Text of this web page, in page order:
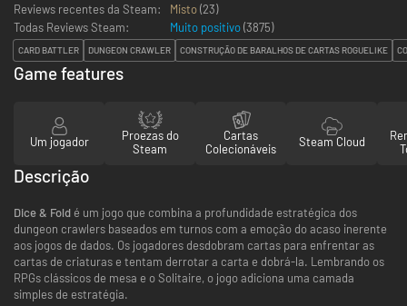
Reviews recentes da Steam:
Misto(23)
Todas Reviews Steam:
Muito positivo(3875)
CARD BATTLER DUNGEON CRAWLER CONSTRUÇÃO DE BARALHOS DE CARTAS ROGUELIKE
Game features
Um jogador
Proezas do
Steam
Cartas
Colecionáveis
Steam Cloud
Descrição
Dice & Fold é um jogo que combina a profundidade estratégica dos
dungeon crawlers baseados em turnos com a emoção do acaso inerente
aos jogos de dados. Os jogadores desdobram cartas para enfrentar as
cartas de criaturas e tentam derrotar a carta e dobrá-la. Lembrando os
RPGs clássicos de mesa e o Solitaire, o jogo adiciona uma camada
simples de estratégia.